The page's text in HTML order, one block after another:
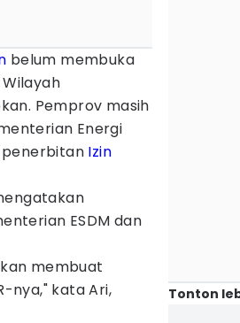
belum membuka
Pemprov masih
Energi
penerbitan Izin
ESDM dan
membuat
nya," kata Ari,
Tonton